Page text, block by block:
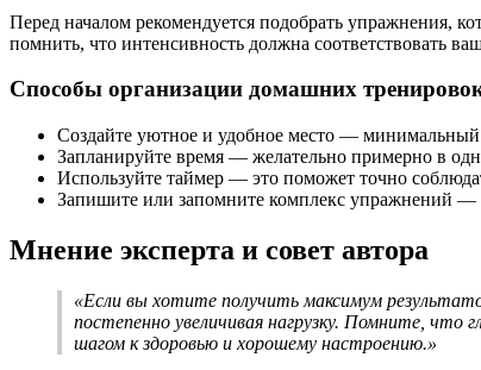
Перед началом рекомендуется подобрать упражнения,
помнить, что интенсивность должна соответствовать
Способы организации домашних
Создайте уютное и удобное место —
Запланируйте время — желательно примерно в
Используйте таймер — это поможет точно
Запишите или запомните комплекс упражнений
Мнение эксперта и совет автора
«Если вы хотите получить максимум
постепенно увеличивая нагрузку. Помните,
шагом к здоровью и хорошему настроению.»